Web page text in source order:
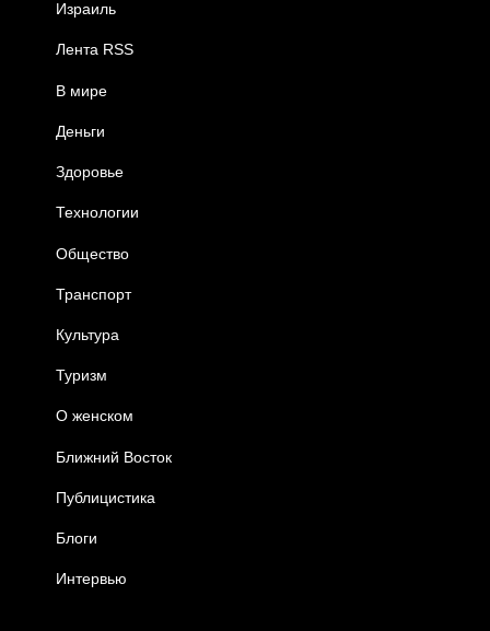
Израиль
Лента RSS
В мире
Деньги
Здоровье
Технологии
Общество
Транспорт
Культура
Туризм
О женском
Ближний Восток
Публицистика
Блоги
Интервью